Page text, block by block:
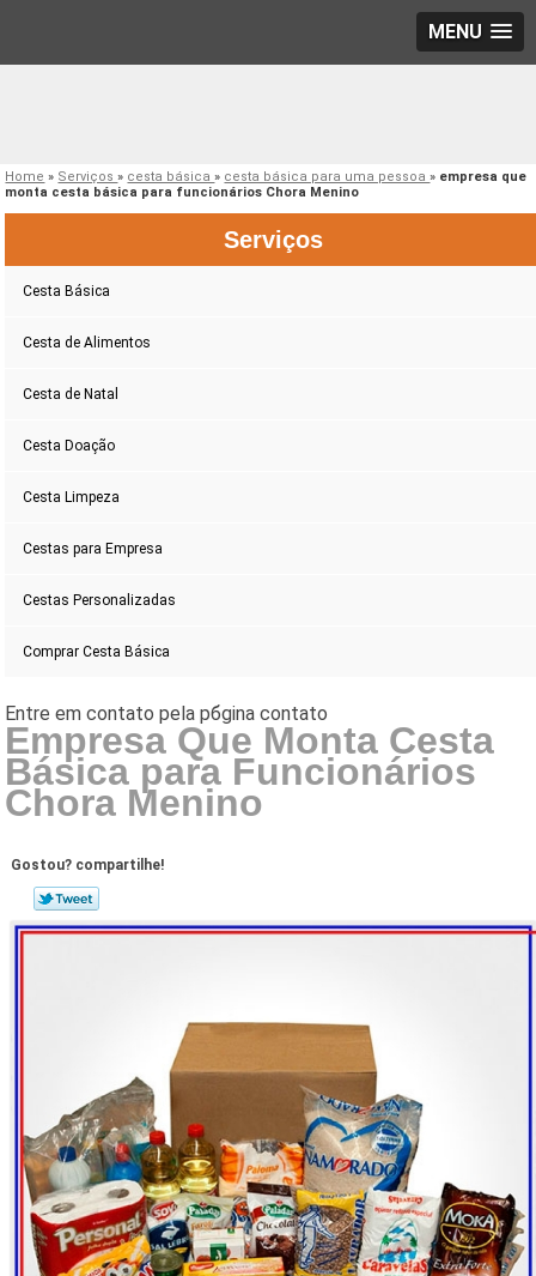
MENU
Home » Serviços» cesta básica» cesta básica para uma pessoa» empresa que
monta cesta básica para funcionários Chora Menino
Serviços
Cesta Básica
Cesta de Alimentos
Cesta de Natal
Cesta Doação
Cesta Limpeza
Cestas para Empresa
Cestas Personalizadas
Comprar Cesta Básica
Empresa Que Monta Cesta
Básica para Funcionários
Chora Menino
Gostou? compartilhe!